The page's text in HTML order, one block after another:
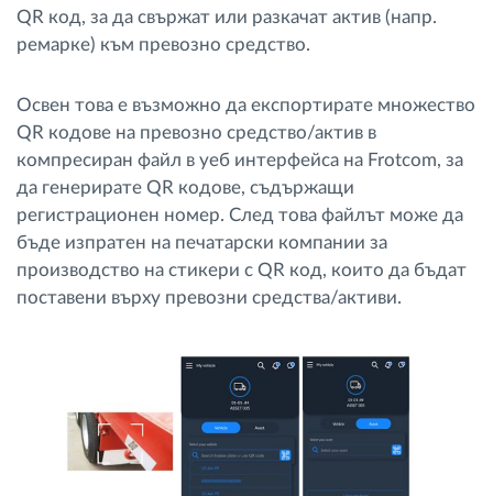
QR код, за да свържат или разкачат актив (напр.
ремарке) към превозно средство.
Освен това е възможно да експортирате множество
QR кодове на превозно средство/актив в
компресиран файл в уеб интерфейса на Frotcom, за
да генерирате QR кодове, съдържащи
регистрационен номер. След това файлът може да
бъде изпратен на печатарски компании за
производство на стикери с QR код, които да бъдат
поставени върху превозни средства/активи.